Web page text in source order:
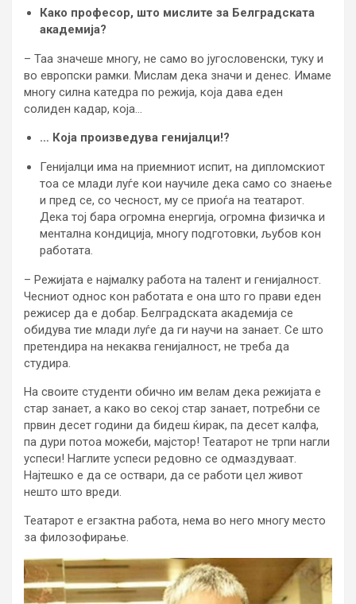
Како професор, што мислите за Белградската
академија?
– Таа значеше многу, не само во југословенски, туку и
во европски рамки. Мислам дека значи и денес. Имаме
многу силна катедра по режија, која дава еден
солиден кадар, која…
… Која произведува генијалци!?
Генијалци има на приемниот испит, на дипломскиот
тоа се млади луѓе кои научиле дека само со знаење
и пред се, со чесност, му се приоѓа на театарот.
Дека тој бара огромна енергија, огромна физичка и
ментална кондиција, многу подготовки, љубов кон
работата.
– Режијата е најмалку работа на талент и генијалност.
Чесниот однос кон работата е она што го прави еден
режисер да е добар. Белградската академија се
обидува тие млади луѓе да ги научи на занает. Се што
претендира на некаква генијалност, не треба да
студира.
На своите студенти обично им велам дека режијата е
стар занает, а како во секој стар занает, потребни се
првин десет години да бидеш ќирак, па десет калфа,
па дури потоа можеби, мајстор! Театарот не трпи нагли
успеси! Наглите успеси редовно се одмаздуваат.
Најтешко е да се оствари, да се работи цел живот
нешто што вреди.
Театарот е егзактна работа, нема во него многу место
за филозофирање.